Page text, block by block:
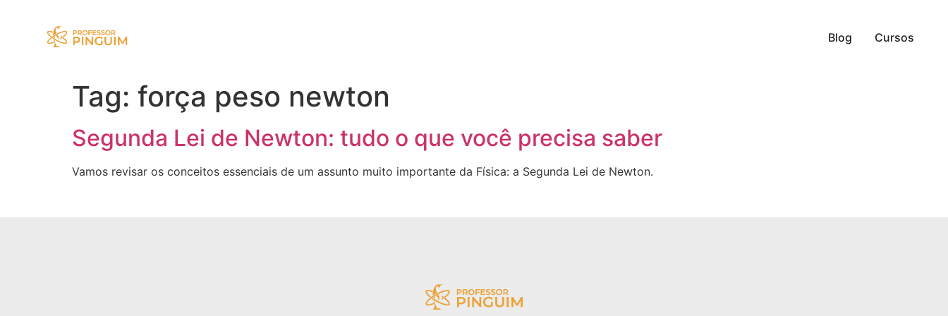
Blog Cursos
Tag: força peso newton
Segunda Lei de Newton: tudo o que você precisa saber
Vamos revisar os conceitos essenciais de um assunto muito importante da Física: a Segunda Lei de Newton.